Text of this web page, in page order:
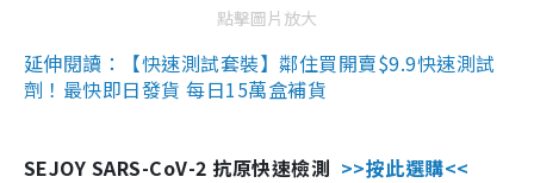
點擊圖片放大
延伸閱讀：【快速測試套裝】鄰住買開賣$9.9快速測試
劑！最快即日發貨 每日15萬盒補貨
SEJOY SARS-CoV-2 抗原快速檢測 >>按此選購<<